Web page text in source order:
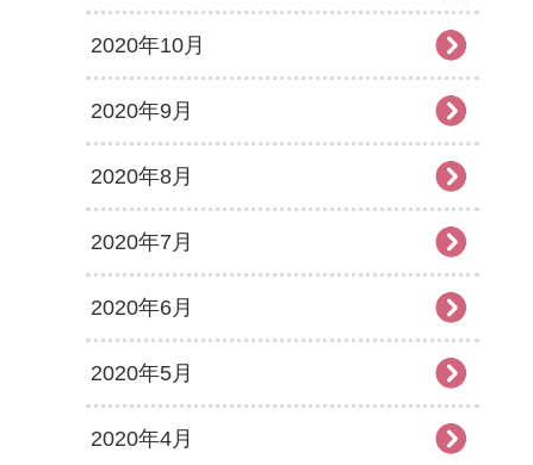
2020年10月
2020年9月
2020年8月
2020年7月
2020年6月
2020年5月
2020年4月